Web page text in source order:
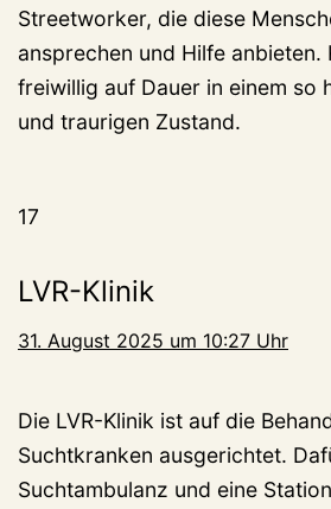
Streetworker, die diese
ansprechen und Hilfe anbieten.
freiwillig auf Dauer in einem so
und traurigen Zustand.
17
LVR-Klinik
31. August 2025 um 10:27 Uhr
Die LVR-Klinik ist auf die
Suchtkranken ausgerichtet.
Suchtambulanz und eine